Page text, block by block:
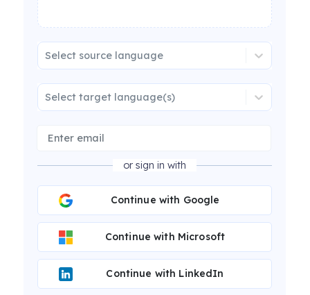
Select source language
Select target language(s)
or sign in with
Continue with Google
Continue with Microsoft
Continue with LinkedIn